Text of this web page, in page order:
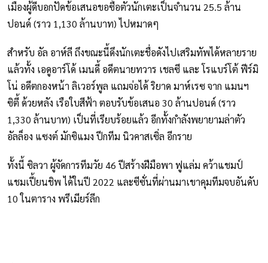
เมืองผู้ดีบอกปัดข้อเสนอขอซื้อตัวนักเตะเป็นจำนวน 25.5 ล้าน
ปอนด์ (ราว 1,130 ล้านบาท) ไปหมาดๆ
สำหรับ อัล อาห์ลี ถึงขณะนี้ดึงนักเตะชื่อดังไปเสริมทัพได้หลายราย
แล้วทั้ง เอดูอาร์โด้ เมนดี้ อดีตนายทวาร เชลซี และ โรแบร์โต้ ฟีร์มิ
โน่ อดีตกองหน้า ลิเวอร์พูล แถมจ่อได้ ริยาด มาห์เรซ จาก แมนฯ
ซิตี้ ด้วยหลัง เรือใบสีฟ้า ตอบรับข้อเสนอ 30 ล้านปอนด์ (ราว
1,330 ล้านบาท) เป็นที่เรียบร้อยแล้ว อีกทั้งกำลังพยายามล่าตัว
อัลล็อง แซงต์ มักซิแมง ปีกทีม นิวคาสเซิ่ล อีกราย
ทั้งนี้ ซิลวา ผู้จัดการทีมวัย 46 ปีสร้างฝีมือพา ฟูแล่ม คว้าแชมป์
แชมเปี้ยนชิพ ได้ในปี 2022 และซีซั่นที่ผ่านมาเขาคุมทีมจบอันดับ
10 ในตาราง พรีเมียร์ลีก